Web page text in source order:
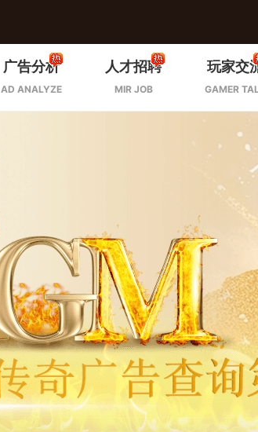
广告分析
AD ANALYZE
人才招聘
MIR JOB
玩家交
GAMER